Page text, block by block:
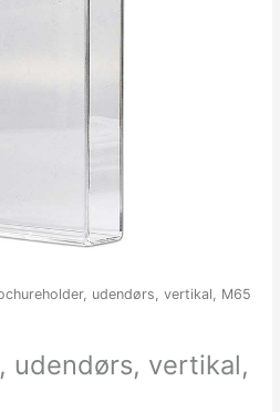
udendørs, vertikal, M65
udendørs, vertikal,